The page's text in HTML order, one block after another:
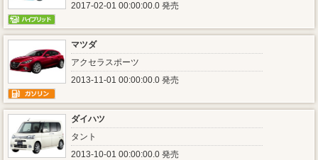
2017-02-01 00:00:00.0 発売
マツダ
アクセラスポーツ
2013-11-01 00:00:00.0 発売
ダイハツ
タント
2013-10-01 00:00:00.0 発売